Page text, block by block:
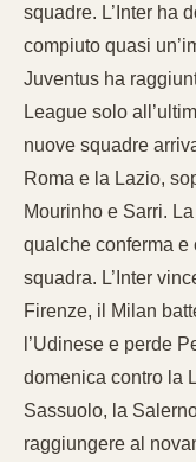
squadre. L’Inter ha
compiuto quasi
Juventus ha
League solo
nuove squadre
Roma e la Lazio,
Mourinho e Sarri.
qualche conferma
squadra. L’Inter
Firenze, il Milan
l’Udinese e perde
domenica contro la
Sassuolo, la
raggiungere al